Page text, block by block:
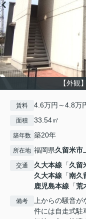
【外観
賃料 4.6万円～4.8万
面積 33.54㎡
築年数 築20年
所在地 福岡県久留米市
交通 久大本線 「久留
久大本線 「南久
鹿児島本線 「荒
備考
上からの騒音
件には自走式駐